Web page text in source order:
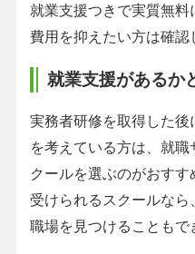
就業支援つきで実質無料
費用を抑えたい方は確認
就業支援があるか
実務者研修を取得した
を考えている方は、就
クールを選ぶのがおす
受けられるスクールな
職場を見つけることもで